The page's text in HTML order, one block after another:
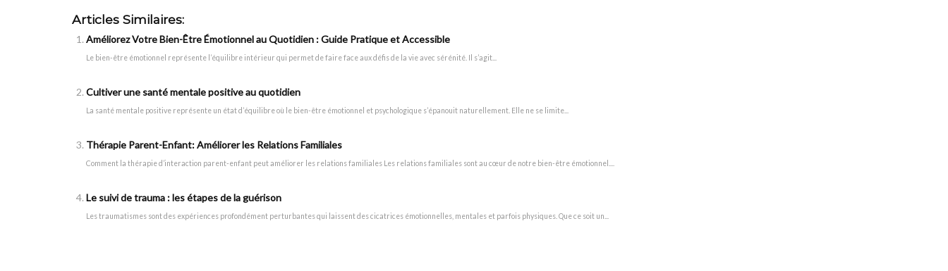
Articles Similaires:
Améliorez Votre Bien-Être Émotionnel au Quotidien : Guide Pratique et Accessible
Le bien-être émotionnel représente l’équilibre intérieur qui permet de faire face aux défis de la vie avec sérénité. Il s’agit...
Cultiver une santé mentale positive au quotidien
La santé mentale positive représente un état d’équilibre où le bien-être émotionnel et psychologique s’épanouit naturellement. Elle ne se limite...
Thérapie Parent-Enfant: Améliorer les Relations Familiales
Comment la thérapie d’interaction parent-enfant peut améliorer les relations familiales Les relations familiales sont au cœur de notre bien-être émotionnel....
Le suivi de trauma : les étapes de la guérison
Les traumatismes sont des expériences profondément perturbantes qui laissent des cicatrices émotionnelles, mentales et parfois physiques. Que ce soit un...